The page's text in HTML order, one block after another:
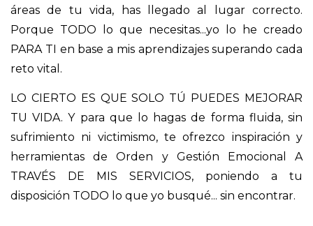
áreas de tu vida, has llegado al lugar correcto.
Porque TODO lo que necesitas...yo lo he creado
PARA TI en base a mis aprendizajes superando cada
reto vital.
LO CIERTO ES QUE SOLO TÚ PUEDES MEJORAR
TU VIDA. Y para que lo hagas de forma fluida, sin
sufrimiento ni victimismo, te ofrezco inspiración y
herramientas de Orden y Gestión Emocional A
TRAVÉS DE MIS SERVICIOS, poniendo a tu
disposición TODO lo que yo busqué... sin encontrar.